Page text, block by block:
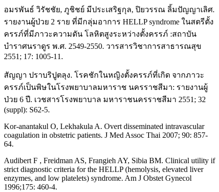
อมรพันธ์ วิรัชชัย, ภูชิชย์ มีประเสริฐกุล, ปิยวรรณ ลิ้มปัญญาเลิศ.
รายงานผู้ป่วย 2 ราย ที่มีกลุ่มอาการ HELLP syndrome ในสตรีตั้ง
ครรภ์ที่มีภาวะความดัน โลหิตสูงระหว่างตั้งครรภ์ :สถาบัน
บำราศนราดูร พ.ศ. 2549-2550. วารสารวิชาการสาธารณสุข
2551; 17: 1005-11.
สัญญา ปราบริปูตลุง. โรคชักในหญิงตั้งครรภ์ที่เกิด จากภาวะ
ครรภ์เป็นพิษในโรงพยาบาลมหาราช นครราชสีมา: รายงานผู้
ป่วย 6 ปี. เวชสารโรงพยาบาล มหาราชนครราชสีมา 2551; 32
(suppl): S62-5.
Kor-anantakul O, Lekhakula A. Overt disseminated intravascular
coagulation in obstetric patients. J Med Assoc Thai 2007; 90: 857-
64.
Audibert F , Freidman AS, Frangieh AY, Sibia BM. Clinical utility if
strict diagnostic criteria for the HELLP (hemolysis, elevated liver
enzymes, and low platelets) syndrome. Am J Obstet Gynecol
1996;175: 460-4.